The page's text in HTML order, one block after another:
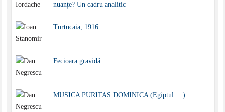
nuanțe? Un cadru analitic
Turtucaia, 1916
Fecioara gravidă
MUSICA PURITAS DOMINICA (Egiptul… )